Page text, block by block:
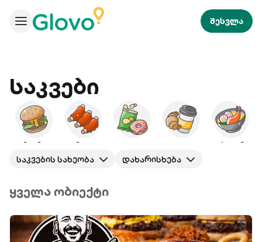
შესვლა
Საკვები
ბურგერები ამერიკული იაპონური
საკვების სახეობა დახარისხება
ყველა ობიექტი